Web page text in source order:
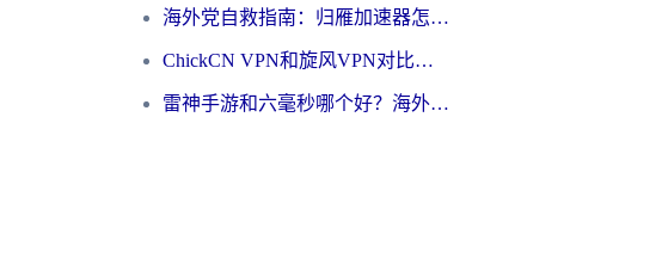
海外党自救指南：归雁加速器怎么样？教你避开坑实现国内资源无缝访问
ChickCN VPN和旋风VPN对比哪个回国效果更好？海外用户的选择困境与出路
雷神手游和六毫秒哪个好？海外党如何真正解锁国内资源